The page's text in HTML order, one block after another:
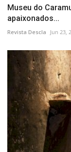
Museu do
apaixonados...
Revista Descla Jun 23,